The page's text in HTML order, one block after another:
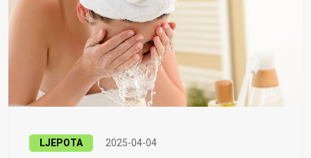
LJEPOTA 2025-04-04